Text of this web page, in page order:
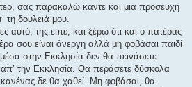
σας παρακαλώ κάντε και μια προσευχή
τη δουλειά μου.
αυτό, της είπε, και ξέρω ότι και ο πατέρας
σου είναι άνεργη αλλά μη φοβάσαι παιδί
στην Εκκλησία δεν θα πεινάσετε.
την Εκκλησία. Θα περάσετε δύσκολα
δε θα χαθεί. Μη φοβάσαι, θα